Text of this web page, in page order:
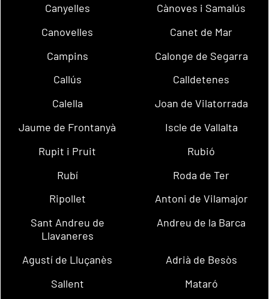
Canyelles
Cànoves i Samalús
Canovelles
Canet de Mar
Campins
Calonge de Segarra
Callús
Calldetenes
Calella
Joan de Vilatorrada
Jaume de Frontanyà
Iscle de Vallalta
Rupit i Pruit
Rubió
Rubí
Roda de Ter
Ripollet
Antoni de Vilamajor
Sant Andreu de
Llavaneres
Andreu de la Barca
Agustí de Lluçanès
Adrià de Besòs
Sallent
Mataró